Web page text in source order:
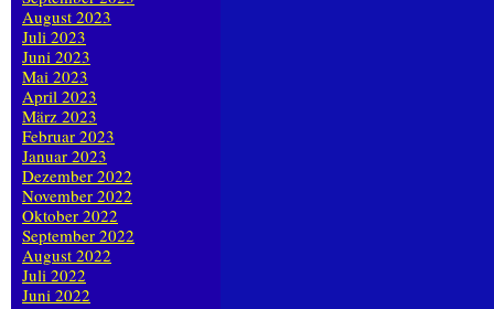
August 2023
Juli 2023
Juni 2023
Mai 2023
April 2023
März 2023
Februar 2023
Januar 2023
Dezember 2022
November 2022
Oktober 2022
September 2022
August 2022
Juli 2022
Juni 2022